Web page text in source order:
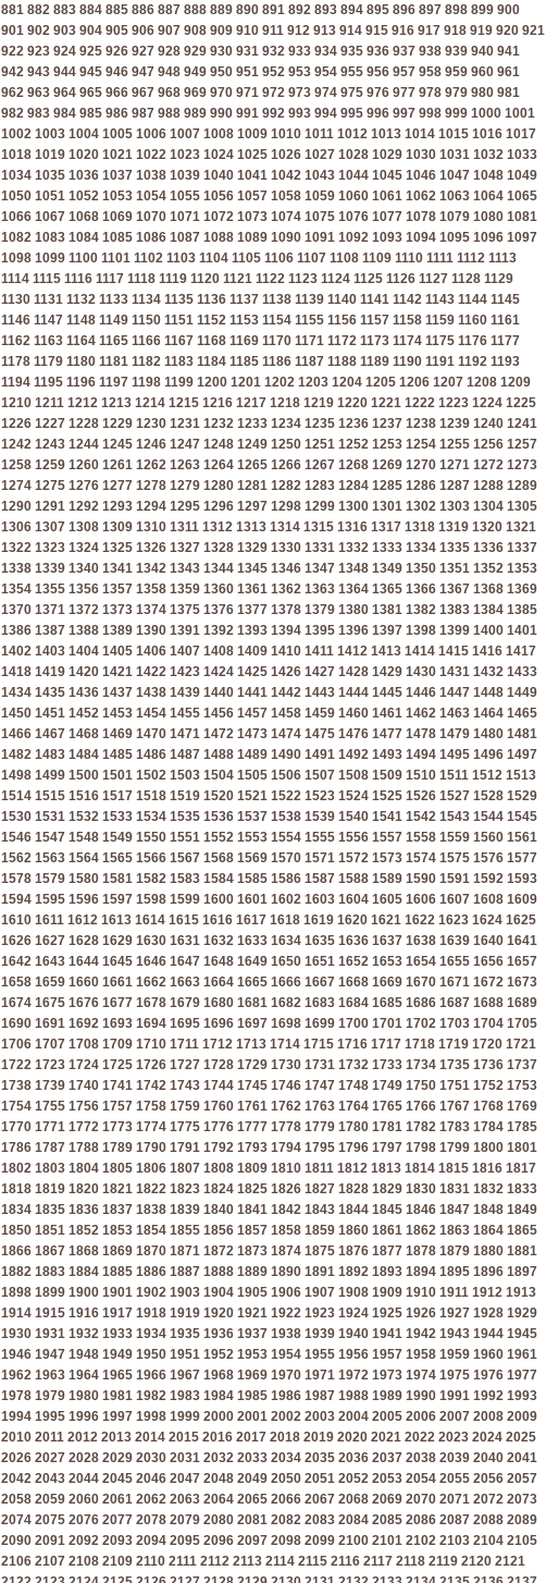
881 882 883 884 885 886 887 888 889 890 891 892 893 894 895 896 897 898 899 900
901 902 903 904 905 906 907 908 909 910 911 912 913 914 915 916 917 918 919 920 921
922 923 924 925 926 927 928 929 930 931 932 933 934 935 936 937 938 939 940 941
942 943 944 945 946 947 948 949 950 951 952 953 954 955 956 957 958 959 960 961
962 963 964 965 966 967 968 969 970 971 972 973 974 975 976 977 978 979 980 981
982 983 984 985 986 987 988 989 990 991 992 993 994 995 996 997 998 999 1000 1001
1002 1003 1004 1005 1006 1007 1008 1009 1010 1011 1012 1013 1014 1015 1016 1017
1018 1019 1020 1021 1022 1023 1024 1025 1026 1027 1028 1029 1030 1031 1032 1033
1034 1035 1036 1037 1038 1039 1040 1041 1042 1043 1044 1045 1046 1047 1048 1049
1050 1051 1052 1053 1054 1055 1056 1057 1058 1059 1060 1061 1062 1063 1064 1065
1066 1067 1068 1069 1070 1071 1072 1073 1074 1075 1076 1077 1078 1079 1080 1081
1082 1083 1084 1085 1086 1087 1088 1089 1090 1091 1092 1093 1094 1095 1096 1097
1098 1099 1100 1101 1102 1103 1104 1105 1106 1107 1108 1109 1110 1111 1112 1113
1114 1115 1116 1117 1118 1119 1120 1121 1122 1123 1124 1125 1126 1127 1128 1129
1130 1131 1132 1133 1134 1135 1136 1137 1138 1139 1140 1141 1142 1143 1144 1145
1146 1147 1148 1149 1150 1151 1152 1153 1154 1155 1156 1157 1158 1159 1160 1161
1162 1163 1164 1165 1166 1167 1168 1169 1170 1171 1172 1173 1174 1175 1176 1177
1178 1179 1180 1181 1182 1183 1184 1185 1186 1187 1188 1189 1190 1191 1192 1193
1194 1195 1196 1197 1198 1199 1200 1201 1202 1203 1204 1205 1206 1207 1208 1209
1210 1211 1212 1213 1214 1215 1216 1217 1218 1219 1220 1221 1222 1223 1224 1225
1226 1227 1228 1229 1230 1231 1232 1233 1234 1235 1236 1237 1238 1239 1240 1241
1242 1243 1244 1245 1246 1247 1248 1249 1250 1251 1252 1253 1254 1255 1256 1257
1258 1259 1260 1261 1262 1263 1264 1265 1266 1267 1268 1269 1270 1271 1272 1273
1274 1275 1276 1277 1278 1279 1280 1281 1282 1283 1284 1285 1286 1287 1288 1289
1290 1291 1292 1293 1294 1295 1296 1297 1298 1299 1300 1301 1302 1303 1304 1305
1306 1307 1308 1309 1310 1311 1312 1313 1314 1315 1316 1317 1318 1319 1320 1321
1322 1323 1324 1325 1326 1327 1328 1329 1330 1331 1332 1333 1334 1335 1336 1337
1338 1339 1340 1341 1342 1343 1344 1345 1346 1347 1348 1349 1350 1351 1352 1353
1354 1355 1356 1357 1358 1359 1360 1361 1362 1363 1364 1365 1366 1367 1368 1369
1370 1371 1372 1373 1374 1375 1376 1377 1378 1379 1380 1381 1382 1383 1384 1385
1386 1387 1388 1389 1390 1391 1392 1393 1394 1395 1396 1397 1398 1399 1400 1401
1402 1403 1404 1405 1406 1407 1408 1409 1410 1411 1412 1413 1414 1415 1416 1417
1418 1419 1420 1421 1422 1423 1424 1425 1426 1427 1428 1429 1430 1431 1432 1433
1434 1435 1436 1437 1438 1439 1440 1441 1442 1443 1444 1445 1446 1447 1448 1449
1450 1451 1452 1453 1454 1455 1456 1457 1458 1459 1460 1461 1462 1463 1464 1465
1466 1467 1468 1469 1470 1471 1472 1473 1474 1475 1476 1477 1478 1479 1480 1481
1482 1483 1484 1485 1486 1487 1488 1489 1490 1491 1492 1493 1494 1495 1496 1497
1498 1499 1500 1501 1502 1503 1504 1505 1506 1507 1508 1509 1510 1511 1512 1513
1514 1515 1516 1517 1518 1519 1520 1521 1522 1523 1524 1525 1526 1527 1528 1529
1530 1531 1532 1533 1534 1535 1536 1537 1538 1539 1540 1541 1542 1543 1544 1545
1546 1547 1548 1549 1550 1551 1552 1553 1554 1555 1556 1557 1558 1559 1560 1561
1562 1563 1564 1565 1566 1567 1568 1569 1570 1571 1572 1573 1574 1575 1576 1577
1578 1579 1580 1581 1582 1583 1584 1585 1586 1587 1588 1589 1590 1591 1592 1593
1594 1595 1596 1597 1598 1599 1600 1601 1602 1603 1604 1605 1606 1607 1608 1609
1610 1611 1612 1613 1614 1615 1616 1617 1618 1619 1620 1621 1622 1623 1624 1625
1626 1627 1628 1629 1630 1631 1632 1633 1634 1635 1636 1637 1638 1639 1640 1641
1642 1643 1644 1645 1646 1647 1648 1649 1650 1651 1652 1653 1654 1655 1656 1657
1658 1659 1660 1661 1662 1663 1664 1665 1666 1667 1668 1669 1670 1671 1672 1673
1674 1675 1676 1677 1678 1679 1680 1681 1682 1683 1684 1685 1686 1687 1688 1689
1690 1691 1692 1693 1694 1695 1696 1697 1698 1699 1700 1701 1702 1703 1704 1705
1706 1707 1708 1709 1710 1711 1712 1713 1714 1715 1716 1717 1718 1719 1720 1721
1722 1723 1724 1725 1726 1727 1728 1729 1730 1731 1732 1733 1734 1735 1736 1737
1738 1739 1740 1741 1742 1743 1744 1745 1746 1747 1748 1749 1750 1751 1752 1753
1754 1755 1756 1757 1758 1759 1760 1761 1762 1763 1764 1765 1766 1767 1768 1769
1770 1771 1772 1773 1774 1775 1776 1777 1778 1779 1780 1781 1782 1783 1784 1785
1786 1787 1788 1789 1790 1791 1792 1793 1794 1795 1796 1797 1798 1799 1800 1801
1802 1803 1804 1805 1806 1807 1808 1809 1810 1811 1812 1813 1814 1815 1816 1817
1818 1819 1820 1821 1822 1823 1824 1825 1826 1827 1828 1829 1830 1831 1832 1833
1834 1835 1836 1837 1838 1839 1840 1841 1842 1843 1844 1845 1846 1847 1848 1849
1850 1851 1852 1853 1854 1855 1856 1857 1858 1859 1860 1861 1862 1863 1864 1865
1866 1867 1868 1869 1870 1871 1872 1873 1874 1875 1876 1877 1878 1879 1880 1881
1882 1883 1884 1885 1886 1887 1888 1889 1890 1891 1892 1893 1894 1895 1896 1897
1898 1899 1900 1901 1902 1903 1904 1905 1906 1907 1908 1909 1910 1911 1912 1913
1914 1915 1916 1917 1918 1919 1920 1921 1922 1923 1924 1925 1926 1927 1928 1929
1930 1931 1932 1933 1934 1935 1936 1937 1938 1939 1940 1941 1942 1943 1944 1945
1946 1947 1948 1949 1950 1951 1952 1953 1954 1955 1956 1957 1958 1959 1960 1961
1962 1963 1964 1965 1966 1967 1968 1969 1970 1971 1972 1973 1974 1975 1976 1977
1978 1979 1980 1981 1982 1983 1984 1985 1986 1987 1988 1989 1990 1991 1992 1993
1994 1995 1996 1997 1998 1999 2000 2001 2002 2003 2004 2005 2006 2007 2008 2009
2010 2011 2012 2013 2014 2015 2016 2017 2018 2019 2020 2021 2022 2023 2024 2025
2026 2027 2028 2029 2030 2031 2032 2033 2034 2035 2036 2037 2038 2039 2040 2041
2042 2043 2044 2045 2046 2047 2048 2049 2050 2051 2052 2053 2054 2055 2056 2057
2058 2059 2060 2061 2062 2063 2064 2065 2066 2067 2068 2069 2070 2071 2072 2073
2074 2075 2076 2077 2078 2079 2080 2081 2082 2083 2084 2085 2086 2087 2088 2089
2090 2091 2092 2093 2094 2095 2096 2097 2098 2099 2100 2101 2102 2103 2104 2105
2106 2107 2108 2109 2110 2111 2112 2113 2114 2115 2116 2117 2118 2119 2120 2121